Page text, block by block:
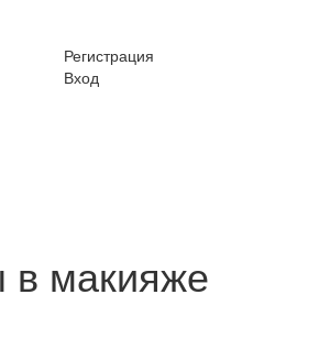
Регистрация
Вход
в макияже